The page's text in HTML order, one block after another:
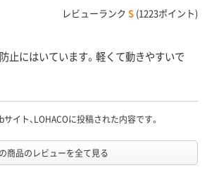
レビューランク S (1223ポイント)
止にはいています。軽くて動きやすいで
イト、LOHACOに投稿された内容です。
商品のレビューを全て見る